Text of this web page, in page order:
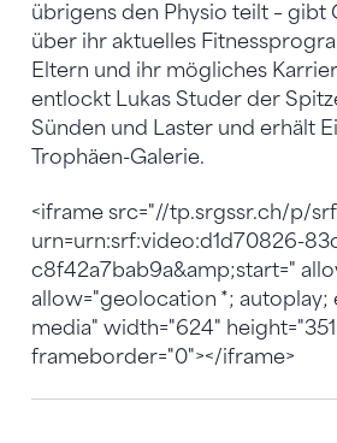
übrigens den Physio teilt – gibt
über ihr aktuelles
Eltern und ihr mögliches
entlockt Lukas Studer der
Sünden und Laster und erhält
Trophäen-Galerie.
<iframe src="//tp.srgssr.ch/p/
urn=urn:srf:video:d1d70826-
c8f42a7bab9a&amp;start="
allow="geolocation *;
media" width="624"
frameborder="0"></iframe>